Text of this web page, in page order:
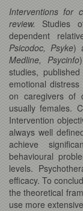
Interventions for
review. Studies
dependent
Psicodoc, Psyke)
Medline, Psycinfo
studies,
emotional
on caregivers of
usually females.
Intervention
always well
achieve
behavioural
levels.
efficacy. To
the theoretical
use more